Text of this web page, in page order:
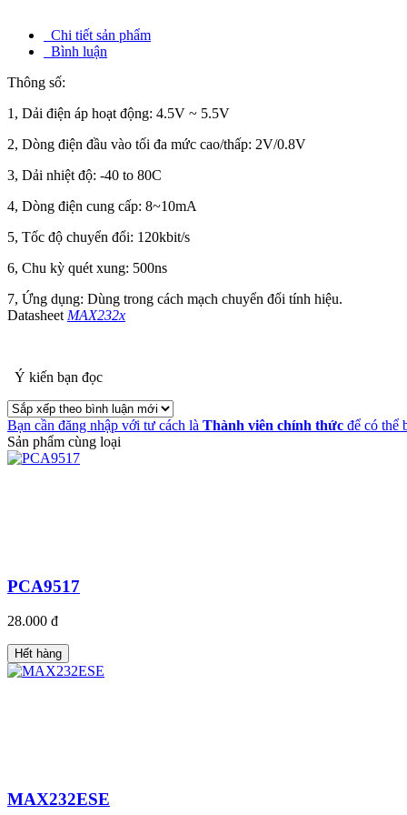
Chi tiết sản phẩm
Bình luận
Thông số:
1, Dải điện áp hoạt động: 4.5V ~ 5.5V
2, Dòng điện đầu vào tối đa mức cao/thấp: 2V/0.8V
3, Dải nhiệt độ: -40 to 80C
4, Dòng điện cung cấp: 8~10mA
5, Tốc độ chuyển đổi: 120kbit/s
6, Chu kỳ quét xung: 500ns
7, Ứng dụng: Dùng trong cách mạch chuyển đổi tính hiệu.
Datasheet MAX232x
Ý kiến bạn đọc
Bạn cần đăng nhập với tư cách là Thành viên chính thức để có thể
Sản phẩm cùng loại
PCA9517
28.000 đ
Hết hàng
MAX232ESE